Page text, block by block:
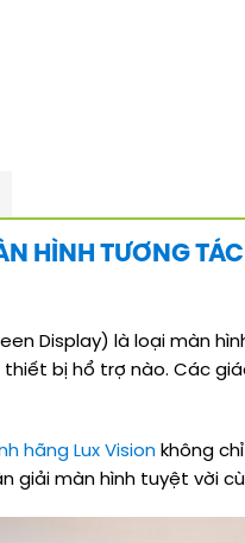
HÌNH TƯƠNG
Display) là loại màn
bị hổ trợ nào. Các
hãng Lux Vision không
giải màn hình tuyệt vời